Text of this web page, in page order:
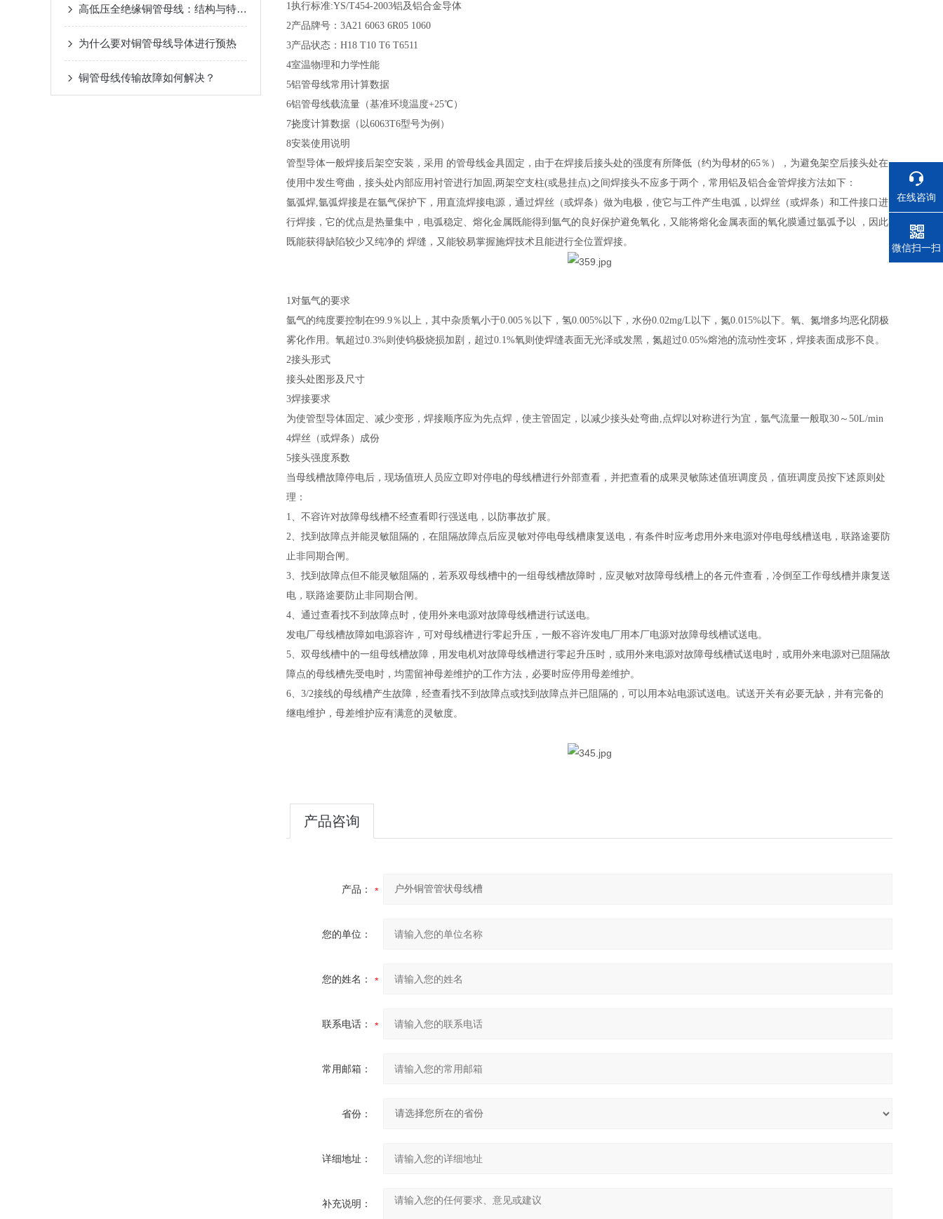
高低压全绝缘铜管母线：结构与特点深度解析
为什么要对铜管母线导体进行预热
铜管母线传输故障如何解决？
1执行标准:YS/T454-2003铝及铝合金导体
2产品牌号：3A21 6063 6R05 1060
3产品状态：H18 T10 T6 T6511
4室温物理和力学性能
5铝管母线常用计算数据
6铝管母线载流量（基准环境温度+25℃）
7挠度计算数据（以6063T6型号为例）
8安装使用说明
管型导体一般焊接后架空安装，采用 的管母线金具固定，由于在焊接后接头处的强度有所降低（约为母材的65％），为避免架空后接头处在
使用中发生弯曲，接头处内部应用衬管进行加固,两架空支柱(或悬挂点)之间焊接头不应多于两个，常用铝及铝合金管焊接方法如下：
氩弧焊,氩弧焊接是在氩气保护下，用直流焊接电源，通过焊丝（或焊条）做为电极，使它与工件产生电弧，以焊丝（或焊条）和工件接口进
行焊接，它的优点是热量集中，电弧稳定、熔化金属既能得到氩气的良好保护避免氧化，又能将熔化金属表面的氧化膜通过氩弧予以 ，因此
既能获得缺陷较少又纯净的 焊缝，又能较易掌握施焊技术且能进行全位置焊接。
1对氩气的要求
氩气的纯度要控制在99.9％以上，其中杂质氧小于0.005％以下，氢0.005%以下，水份0.02mg/L以下，氮0.015%以下。氧、氮增多均恶化阴极
雾化作用。氧超过0.3%则使钨极烧损加剧，超过0.1%氧则使焊缝表面无光泽或发黑，氮超过0.05%熔池的流动性变坏，焊接表面成形不良。
2接头形式
接头处图形及尺寸
3焊接要求
为使管型导体固定、减少变形，焊接顺序应为先点焊，使主管固定，以减少接头处弯曲,点焊以对称进行为宜，氩气流量一般取30～50L/min
4焊丝（或焊条）成份
5接头强度系数
当母线槽故障停电后，现场值班人员应立即对停电的母线槽进行外部查看，并把查看的成果灵敏陈述值班调度员，值班调度员按下述原则处
理：
1、不容许对故障母线槽不经查看即行强送电，以防事故扩展。
2、找到故障点并能灵敏阻隔的，在阻隔故障点后应灵敏对停电母线槽康复送电，有条件时应考虑用外来电源对停电母线槽送电，联路途要防
止非同期合闸。
3、找到故障点但不能灵敏阻隔的，若系双母线槽中的一组母线槽故障时，应灵敏对故障母线槽上的各元件查看，冷倒至工作母线槽并康复送
电，联路途要防止非同期合闸。
4、通过查看找不到故障点时，使用外来电源对故障母线槽进行试送电。
发电厂母线槽故障如电源容许，可对母线槽进行零起升压，一般不容许发电厂用本厂电源对故障母线槽试送电。
5、双母线槽中的一组母线槽故障，用发电机对故障母线槽进行零起升压时，或用外来电源对故障母线槽试送电时，或用外来电源对已阻隔故
障点的母线槽先受电时，均需留神母差维护的工作方法，必要时应停用母差维护。
6、3/2接线的母线槽产生故障，经查看找不到故障点或找到故障点并已阻隔的，可以用本站电源试送电。试送开关有必要无缺，并有完备的
继电维护，母差维护应有满意的灵敏度。
产品咨询
产品：
您的单位：
您的姓名：
联系电话：
常用邮箱：
省份：
详细地址：
补充说明：
在线咨询
电话
微信扫一扫